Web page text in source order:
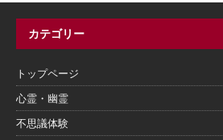
カテゴリー
トップページ
心霊・幽霊
不思議体験